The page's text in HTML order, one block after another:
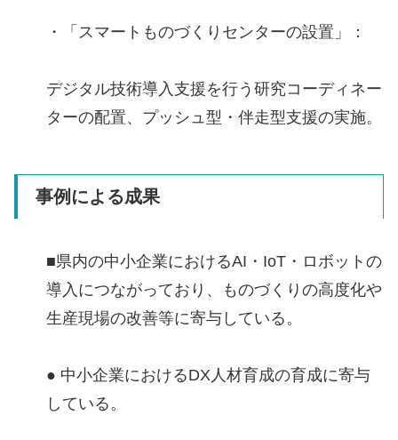
・「スマートものづくりセンターの設置」：
デジタル技術導入支援を行う研究コーディネー
ターの配置、プッシュ型・伴走型支援の実施。
事例による成果
■県内の中小企業におけるAI・IoT・ロボットの
導入につながっており、ものづくりの高度化や
生産現場の改善等に寄与している。
● 中小企業におけるDX人材育成の育成に寄与
している。